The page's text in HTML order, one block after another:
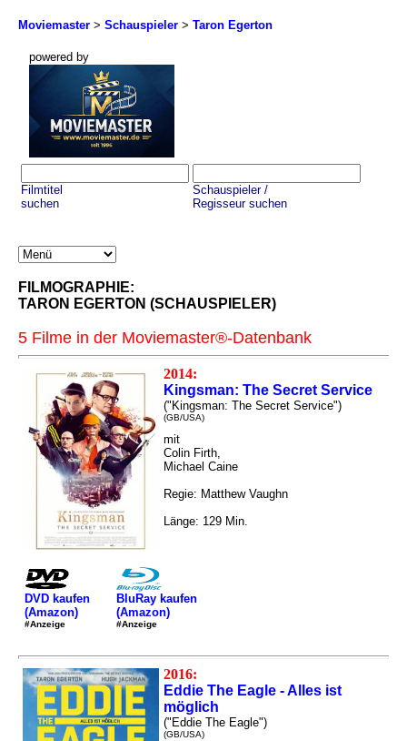
Moviemaster > Schauspieler > Taron Egerton
powered by
Filmtitel
suchen
Schauspieler /
Regisseur suchen
FILMOGRAPHIE:
TARON EGERTON (SCHAUSPIELER)
5 Filme in der Moviemaster®-Datenbank
2014:
Kingsman: The Secret Service
("Kingsman: The Secret Service")
(GB/USA)
mit
Colin Firth,
Michael Caine
Regie: Matthew Vaughn
Länge: 129 Min.
DVD kaufen
(Amazon)
#Anzeige
BluRay kaufen
(Amazon)
#Anzeige
2016:
Eddie The Eagle - Alles ist
möglich
("Eddie The Eagle")
(GB/USA)